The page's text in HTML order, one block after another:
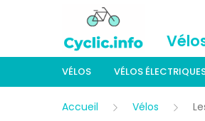
VÉLOS VÉLOS
Accueil Vélos